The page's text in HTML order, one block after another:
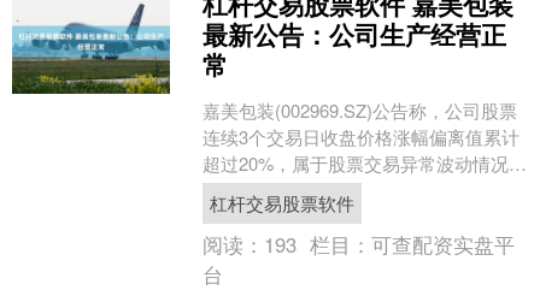
最新公告：公司生产经营正
常
嘉美包装(002969.SZ)公告称，公司股票
连续3个交易日收盘价格涨幅偏离值累计
超过20%，属于股票交易异常波动情况。
公司目前生产经营活动一切正常，内外
部经营....
杠杆交易股票软件
阅读： 193 栏目：可查配资实盘平
台